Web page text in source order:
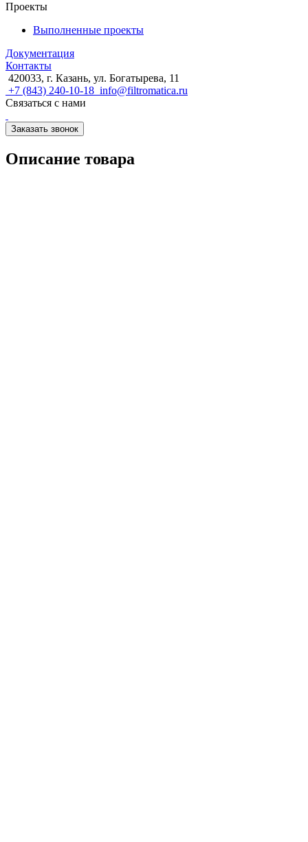
Проекты
Выполненные проекты
Документация
Контакты
420033, г. Казань, ул. Богатырева, 11
+7 (843) 240-10-18 info@filtromatica.ru
Связаться с нами
Заказать звонок
Описание товара